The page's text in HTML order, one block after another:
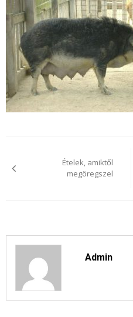
Ételek, amiktől
megöregszel
Admin